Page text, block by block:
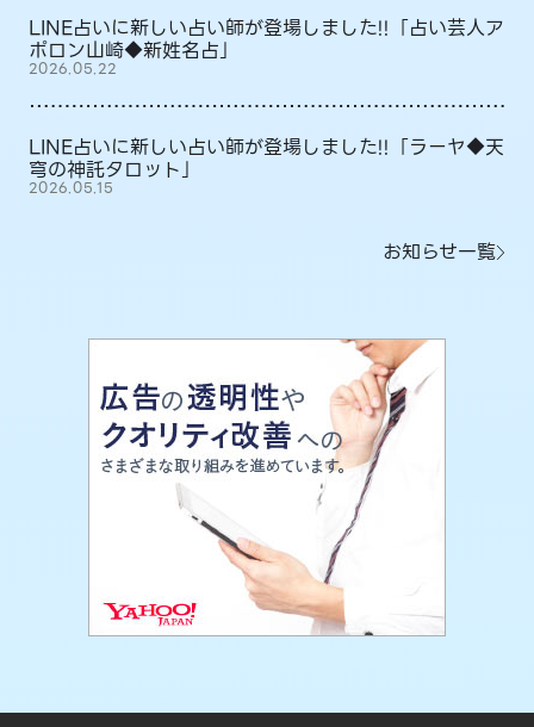
LINE占いに新しい占い師が登場しました!!「占い芸人ア
ポロン山崎◆新姓名占」
2026.05.22
LINE占いに新しい占い師が登場しました!!「ラーヤ◆天
穹の神託タロット」
2026.05.15
お知らせ一覧